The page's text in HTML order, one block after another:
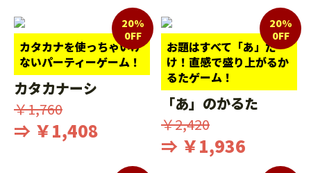
カタカナを使っちゃいけ
ないパーティーゲーム！
20%
0FF
カタカナーシ
￥1,760
⇒ ￥1,408
お題はすべて「あ」だ
け！直感で盛り上がるか
るたゲーム！
20%
0FF
「あ」のかるた
￥2,420
⇒ ￥1,936